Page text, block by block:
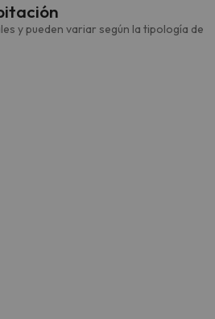
y pueden variar según la tipología de